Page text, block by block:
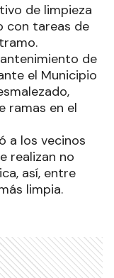
de limpieza
con tareas de
de
el Municipio
ramas en el
a los vecinos
realizan no
así, entre
limpia.